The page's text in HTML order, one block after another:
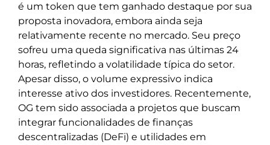
é um token que tem ganhado destaque por sua
proposta inovadora, embora ainda seja
relativamente recente no mercado. Seu preço
sofreu uma queda significativa nas últimas 24
horas, refletindo a volatilidade típica do setor.
Apesar disso, o volume expressivo indica
interesse ativo dos investidores. Recentemente,
OG tem sido associada a projetos que buscam
integrar funcionalidades de finanças
descentralizadas (DeFi) e utilidades em